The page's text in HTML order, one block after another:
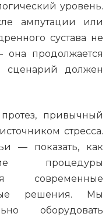
уровень.
ампутации или
сустава не
она продолжается
сценарий должен
привычный
стресса.
— показать, как
процедуры
современные
решения. Мы
оборудовать